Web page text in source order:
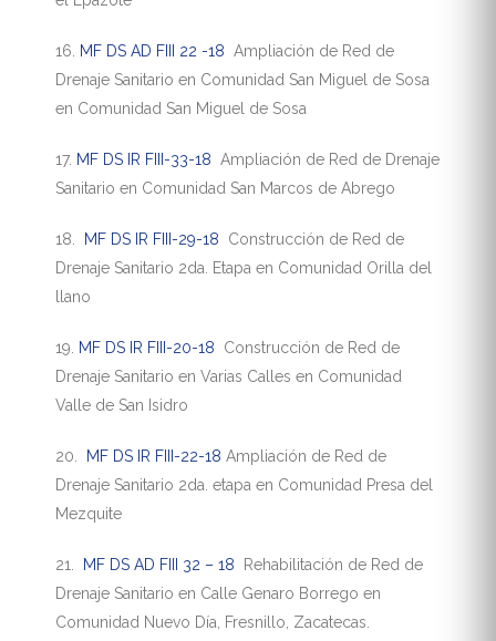
16. MF DS AD FIII 22 -18 Ampliación de Red de
Drenaje Sanitario en Comunidad San Miguel de Sosa
en Comunidad San Miguel de Sosa
17. MF DS IR FIII-33-18 Ampliación de Red de Drenaje
Sanitario en Comunidad San Marcos de Abrego
18. MF DS IR FIII-29-18
Construcción de Red de
Drenaje Sanitario 2da. Etapa en Comunidad Orilla del
llano
19. MF DS IR FIII-20-18
Construcción de Red de
Drenaje Sanitario en Varias Calles en Comunidad
Valle de San Isidro
20. MF DS IR FIII-22-18 Ampliación de Red de
Drenaje Sanitario 2da. etapa en Comunidad Presa del
Mezquite
21. MF DS AD FIII 32 – 18
Rehabilitación de Red de
Drenaje Sanitario en Calle Genaro Borrego en
Comunidad Nuevo Día, Fresnillo, Zacatecas.